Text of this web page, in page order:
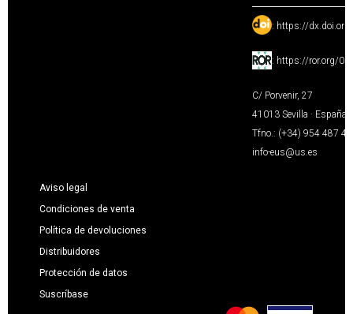
: https://
: https://ror.org/
C/ Porvenir, 27
41013 Sevilla · España
Tfno.: (+34) 954 487
info-eus@us.es
Aviso legal
Condiciones de venta
Política de devoluciones
Distribuidores
Protección de datos
Suscríbase